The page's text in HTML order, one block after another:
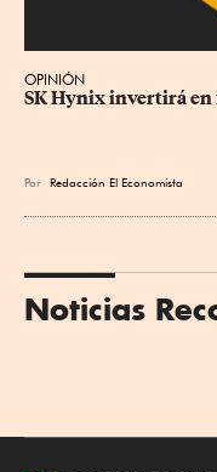
OPINIÓN
SK Hynix invertirá en
Por Redacción El Economista
Noticias